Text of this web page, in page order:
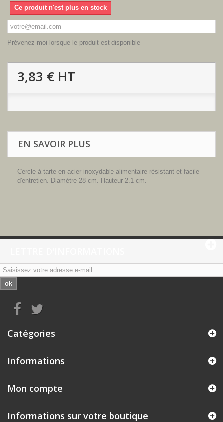
Ce produit n'est plus en stock
Prévenez-moi lorsque le produit est disponible
3,83 € HT
EN SAVOIR PLUS
Cercle à tarte en acier inoxydable alimentaire résistant et facile
d'entretien. Diamètre 28 cm. Hauteur 2.1 cm.
ok
Catégories
Informations
Mon compte
Informations sur votre boutique